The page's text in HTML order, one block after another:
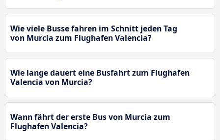
Wie viele Busse fahren im Schnitt jeden Tag
von Murcia zum Flughafen Valencia?
Wie lange dauert eine Busfahrt zum Flughafen
Valencia von Murcia?
Wann fährt der erste Bus von Murcia zum
Flughafen Valencia?